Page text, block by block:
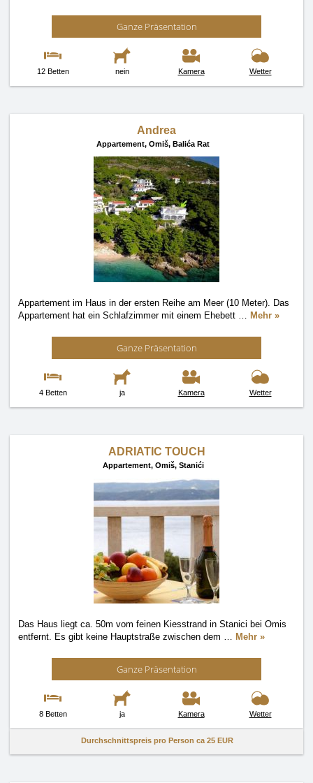
Ganze Präsentation
12 Betten nein Kamera Wetter
Andrea
Appartement, Omiš, Balića Rat
Appartement im Haus in der ersten Reihe am Meer (10 Meter). Das
Appartement hat ein Schlafzimmer mit einem Ehebett … Mehr »
Ganze Präsentation
4 Betten ja Kamera Wetter
ADRIATIC TOUCH
Appartement, Omiš, Stanići
Das Haus liegt ca. 50m vom feinen Kiesstrand in Stanici bei Omis
entfernt. Es gibt keine Hauptstraße zwischen dem … Mehr »
Ganze Präsentation
8 Betten ja Kamera Wetter
Durchschnittspreis pro Person ca 25 EUR